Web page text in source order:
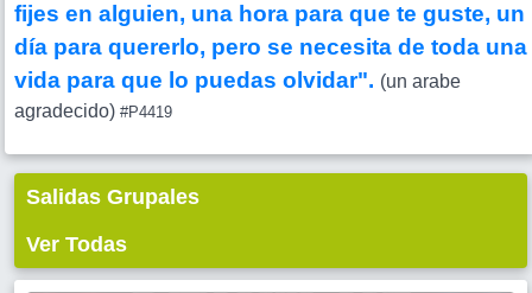
fijes en alguien, una hora para que te guste, un
día para quererlo, pero se necesita de toda una
vida para que lo puedas olvidar". (un arabe
agradecido) #P4419
Salidas Grupales
Ver Todas